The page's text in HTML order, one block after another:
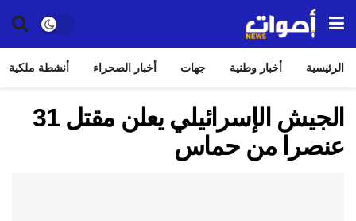
الرئيسية أخبار وطنية جهات أخبار الصحراء أنشطة ملكية
الجيش الإسرائيلي يعلن مقتل 31
عنصرا من حماس